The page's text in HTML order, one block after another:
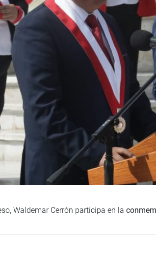
Waldemar Cerrón participa en la